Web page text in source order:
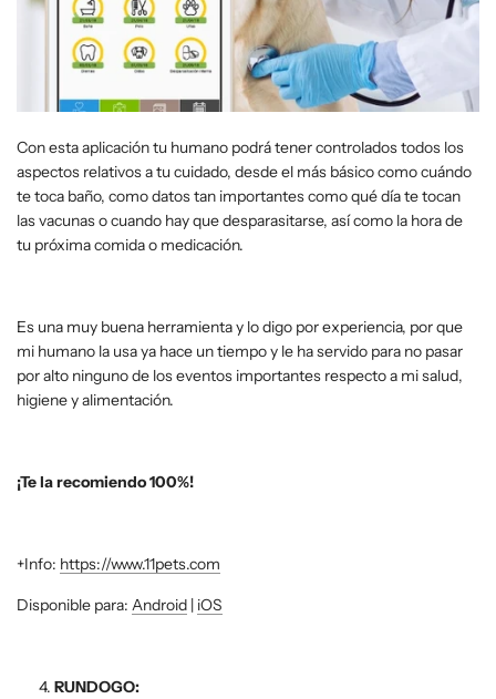
Con esta aplicación tu humano podrá tener controlados todos los
aspectos relativos a tu cuidado, desde el más básico como cuándo
te toca baño, como datos tan importantes como qué día te tocan
las vacunas o cuando hay que desparasitarse, así como la hora de
tu próxima comida o medicación.
Es una muy buena herramienta y lo digo por experiencia, por que
mi humano la usa ya hace un tiempo y le ha servido para no pasar
por alto ninguno de los eventos importantes respecto a mi salud,
higiene y alimentación.
¡Te la recomiendo 100%!
+Info: https://www.11pets.com
Disponible para: Android | iOS
RUNDOGO: